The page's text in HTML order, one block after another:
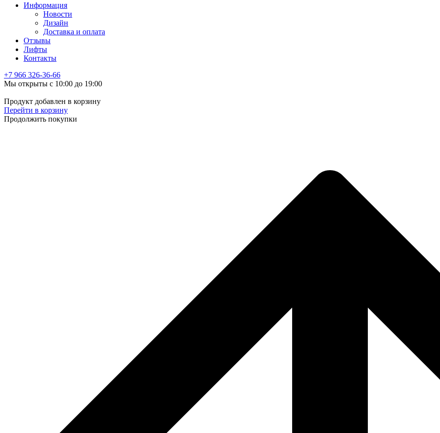
Информация
Новости
Дизайн
Доставка и оплата
Отзывы
Лифты
Контакты
+7 966 326-36-66
Мы открыты с 10:00 до 19:00
Продукт добавлен в корзину
Перейти в корзину
Продолжить покупки